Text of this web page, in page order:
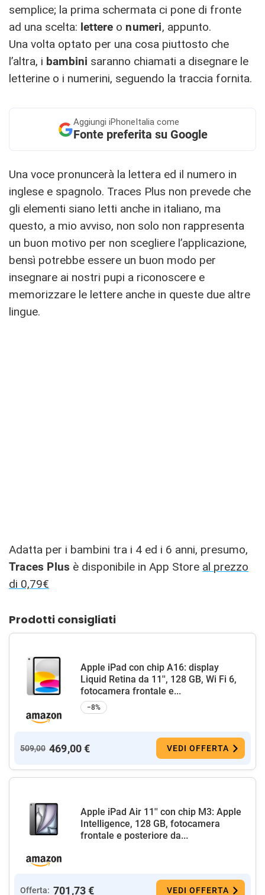
semplice; la prima schermata ci pone di fronte
ad una scelta: lettere o numeri, appunto.
Una volta optato per una cosa piuttosto che
l’altra, i bambini saranno chiamati a disegnare le
letterine o i numerini, seguendo la traccia fornita.
Aggiungi iPhoneItalia come
Fonte preferita su Google
Una voce pronuncerà la lettera ed il numero in
inglese e spagnolo. Traces Plus non prevede che
gli elementi siano letti anche in italiano, ma
questo, a mio avviso, non solo non rappresenta
un buon motivo per non scegliere l’applicazione,
bensì potrebbe essere un buon modo per
insegnare ai nostri pupi a riconoscere e
memorizzare le lettere anche in queste due altre
lingue.
Adatta per i bambini tra i 4 ed i 6 anni, presumo,
Traces Plus è disponibile in App Store al prezzo
di 0,79€
Prodotti consigliati
Apple iPad con chip A16: display
Liquid Retina da 11'', 128 GB, Wi Fi 6,
fotocamera frontale e...
−8%
509,00 469,00 € VEDI OFFERTA
Apple iPad Air 11'' con chip M3: Apple
Intelligence, 128 GB, fotocamera
frontale e posteriore da...
Offerta: 701,73 € VEDI OFFERTA